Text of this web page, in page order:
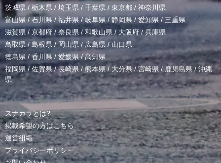
茨城県 / 栃木県 / 埼玉県 / 千葉県 / 東京都 / 神奈川県
富山県 /石川県/福井県/岐阜県 / 静岡県 / 愛知県 / 三重県
滋賀県 / 京都府 / 奈良県 / 和歌山県/ 大阪府 /兵庫県
鳥取県/ 島根県 /岡山県/ 広島県 / 山口県
徳島県 /香川県 / 愛媛県/高知県
福岡県/佐賀県/長崎県 /熊本県/ 大分県/宮崎県 /鹿児島県 / 沖縄
県
スナカラとは?
掲載希望の方はこちら
運営組織
プライバシーポリシー